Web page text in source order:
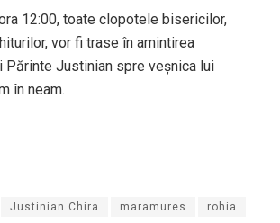
12:00, toate clopotele bisericilor,
vor fi trase în amintirea
Părinte Justinian spre veșnica lui
în neam.
Justinian Chira maramures rohia